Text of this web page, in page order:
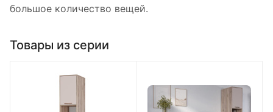
большое количество вещей.
Товары из серии